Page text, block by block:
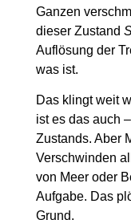
Ganzen
dieser Zustand
Auflösung der
was ist.
Das klingt weit
ist es das auch
Zustands. Aber
Verschwinden
von Meer oder
Aufgabe. Das
Grund.